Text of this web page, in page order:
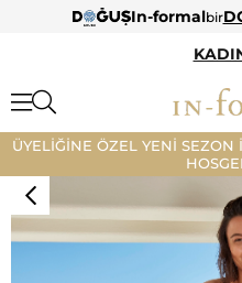
In-formalbir
ÜYELİĞİNE ÖZEL YENİ SEZON